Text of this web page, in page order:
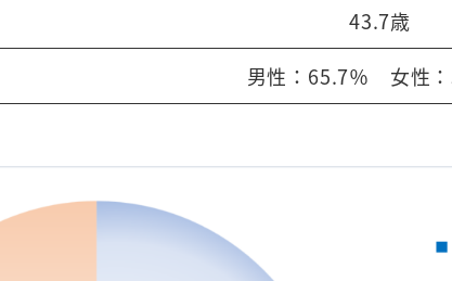
43.7歳
男性：65.7％ 女性